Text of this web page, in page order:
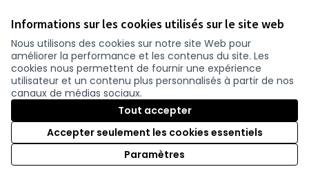
Informations sur les cookies utilisés sur le site web
Nous utilisons des cookies sur notre site Web pour
améliorer la performance et les contenus du site. Les
cookies nous permettent de fournir une expérience
utilisateur et un contenu plus personnalisés à partir de nos
canaux de médias sociaux.
Tout accepter
Accepter seulement les cookies essentiels
Paramètres
Conditions d'utilisation
Paramètres des cookies
participer.loire-atlantique.fr sur Facebook
(Nouvelle fenêtre)
participer.loire-atlantique.fr sur Instagram
(Nouvelle fenêtre)
participer.loire-atlantique.fr sur YouTube
(Nouvelle fenêtre)
Site réalisé grâce aulogiciel libre Decidim .
Licence
(Nouvelle